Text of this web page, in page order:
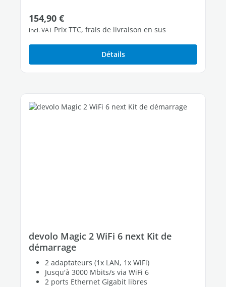
Prix régulier :
154,90 €
incl. VAT Prix TTC, frais de livraison en sus
Détails
devolo Magic 2 WiFi 6 next Kit de
démarrage
2 adaptateurs (1x LAN, 1x WiFi)
Jusqu'à 3000 Mbits/s via WiFi 6
2 ports Ethernet Gigabit libres